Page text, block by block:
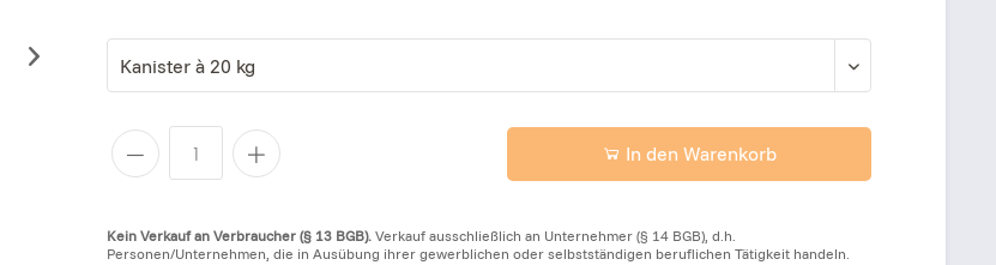
In den Warenkorb
Kein Verkauf an Verbraucher (§ 13 BGB). Verkauf ausschließlich an Unternehmer (§ 14 BGB), d.h.
Personen/Unternehmen, die in Ausübung ihrer gewerblichen oder selbstständigen beruflichen Tätigkeit handeln.